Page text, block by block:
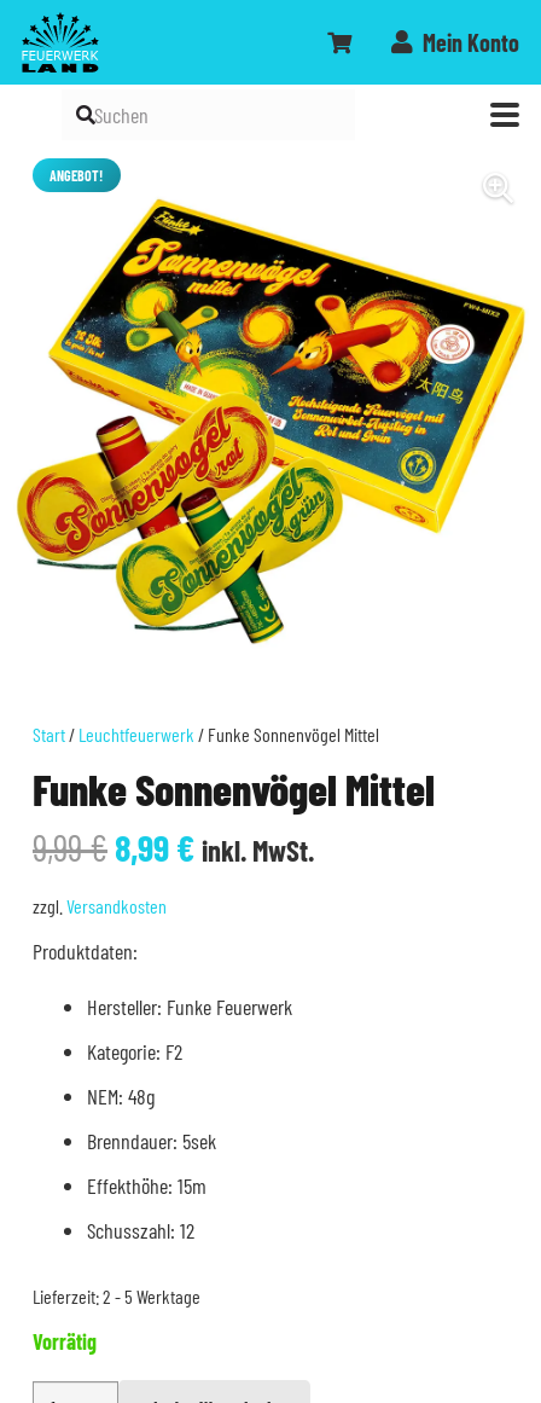
Mein Konto
ANGEBOT!
Start/ Leuchtfeuerwerk / Funke Sonnenvögel Mittel
Funke Sonnenvögel Mittel
9,99€Ursprünglicher
Preis
war:
9,99 €
8,99€Aktueller
inkl. MwSt.
zzgl. Versandkosten
Produktdaten:
Hersteller: Funke Feuerwerk
Kategorie: F2
NEM: 48g
Brenndauer: 5sek
Effekthöhe: 15m
Schusszahl: 12
Lieferzeit:2 - 5 Werktage
Vorrätig
Funke